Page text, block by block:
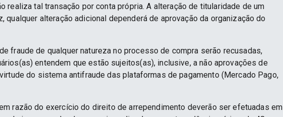
realiza tal transação por conta própria. A alteração de titularidade de um
alteração adicional dependerá de aprovação da organização do
fraude de qualquer natureza no processo de compra serão recusadas,
entendem que estão sujeitos(as), inclusive, a não aprovações de
do sistema antifraude das plataformas de pagamento (Mercado Pago,
razão do exercício do direito de arrependimento deverão ser efetuadas em